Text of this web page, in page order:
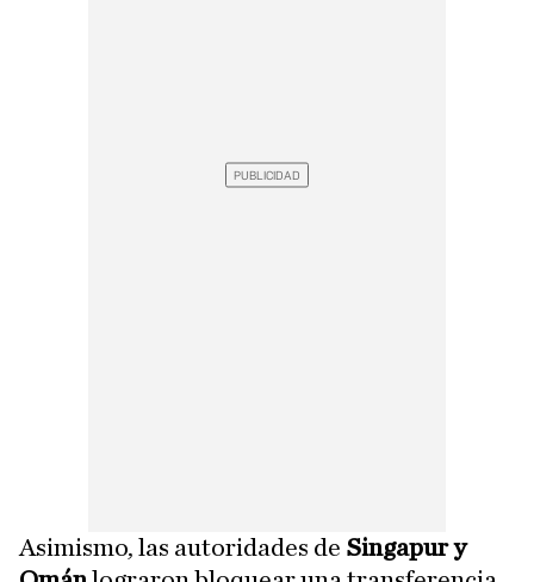
Asimismo, las autoridades de Singapur y